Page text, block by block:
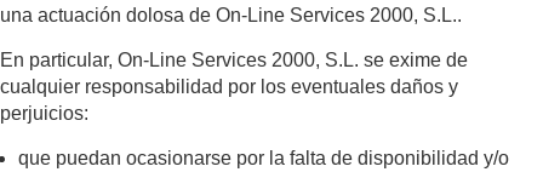
una actuación dolosa de On-Line Services 2000, S.L..
En particular, On-Line Services 2000, S.L. se exime de
cualquier responsabilidad por los eventuales daños y
perjuicios:
que puedan ocasionarse por la falta de disponibilidad y/o